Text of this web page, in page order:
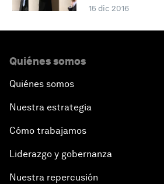
15 dic 2016
Quiénes somos
Quiénes somos
Nuestra estrategia
Cómo trabajamos
Liderazgo y gobernanza
Nuestra repercusión